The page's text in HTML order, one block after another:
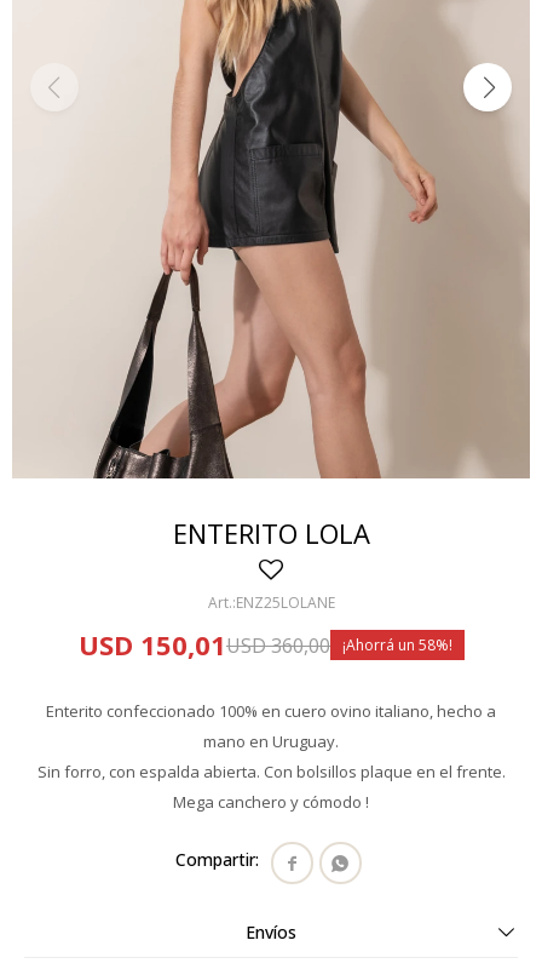
ENTERITO LOLA
ENZ25LOLANE
USD 150,01USD360,00 58
Enterito confeccionado 100% en cuero ovino italiano, hecho a
mano en Uruguay.
Sin forro, con espalda abierta. Con bolsillos plaque en el frente.
Mega canchero y cómodo !
 
Envíos